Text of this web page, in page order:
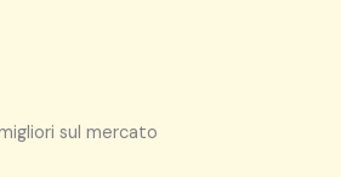
sul mercato